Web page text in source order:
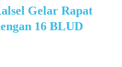
Gelar Rapat
16 BLUD